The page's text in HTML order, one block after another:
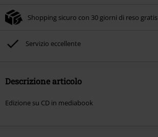
Shopping sicuro con 30 giorni di reso gratis
Servizio eccellente
Descrizione articolo
Edizione su CD in mediabook